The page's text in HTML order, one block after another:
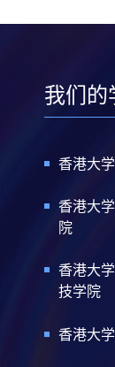
我们的
香港大
香港大
院
香港大
技学院
香港大